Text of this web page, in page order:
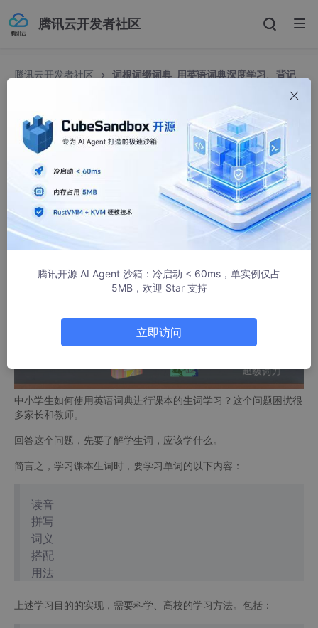
腾讯云开发者社区
腾讯云开发者社区
词根词缀词典_用英语词典深度学习、背记
词根词缀词典_用英语词典深度学习、背记初中英语
八年级上册第1单元课本单词...
weixin_39616477
368人浏览 · 2020-11-18 00:07:40
中小学生如何使用英语词典进行课本的生词学习？这个问题困扰很
多家长和教师。
回答这个问题，先要了解学生词，应该学什么。
简言之，学习课本生词时，要学习单词的以下内容：
读音
拼写
词义
搭配
用法
上述学习目的的实现，需要科学、高校的学习方法。包括：
腾讯开源 AI Agent 沙箱：冷启动 < 60ms，单实例仅占
5MB，欢迎 Star 支持
立即访问